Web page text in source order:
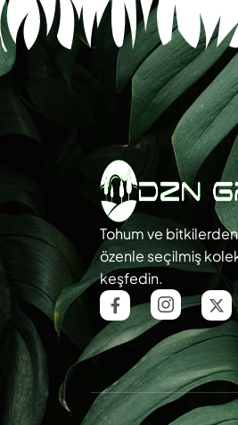
Tohum ve
özenle seçilmiş
keşfedin.